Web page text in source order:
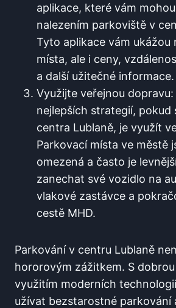
aplikace, které vám
nalezením parkoviště v
Tyto aplikace vám ukážou
místa, ale i ceny,
a další užitečné informace.
Využijte veřejnou
nejlepších strategií, pokud
centra Lublaně, je využít
Parkovací místa ve městě
omezená a často je
zanechat své vozidlo na
vlakové zastávce a
cestě MHD.
Parkování v centru Lublaně
hororovým zážitkem. S
využitím moderních
užívat bezstarostné parkování